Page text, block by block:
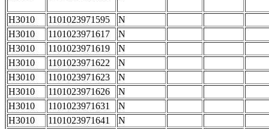
H3010 1101023971595
N
H3010
1101023971617
N
H3010
1101023971619
N
H3010
1101023971622
N
H3010
1101023971623
N
H3010
1101023971626
N
H3010
1101023971631
N
H3010
1101023971641
N